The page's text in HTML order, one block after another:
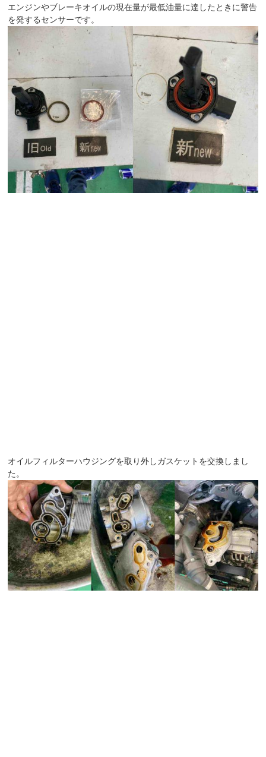
エンジンやブレーキオイルの現在量が最低油量に達したときに警告
を発するセンサーです。
オイルフィルターハウジングを取り外しガスケットを交換しまし
た。